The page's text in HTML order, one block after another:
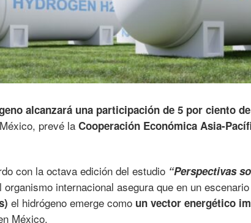
alcanzará una participación de 5 por ciento
prevé la Cooperación Económica Asia-
con la octava edición del estudio “Perspectivas
organismo internacional asegura que en un
el hidrógeno emerge como un vector energético
México.